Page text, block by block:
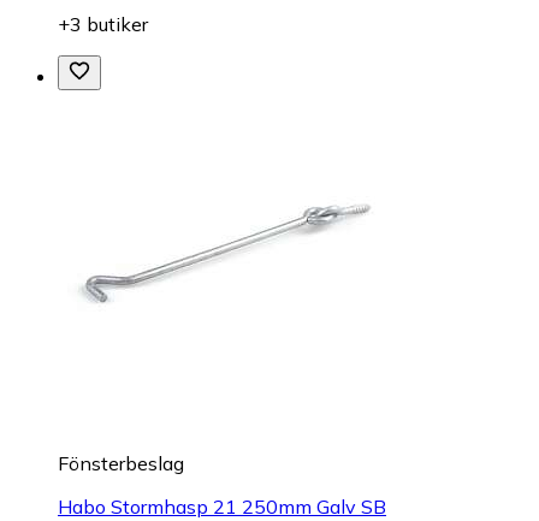
+3 butiker
Fönsterbeslag
Habo Stormhasp 21 250mm Galv SB